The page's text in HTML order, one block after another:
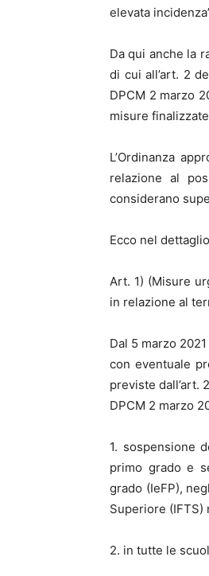
elevata
Da qui anche la
di cui all’art. 2
DPCM 2 marzo
misure
L’Ordinanza
relazione al
considerano
Ecco nel
Art. 1) (Misure
in relazione al
Dal 5 marzo
con eventuale
previste dall’art.
DPCM 2 marzo
1. sospensione
primo grado e
grado (IeFP),
Superiore (IFTS)
2. in tutte le